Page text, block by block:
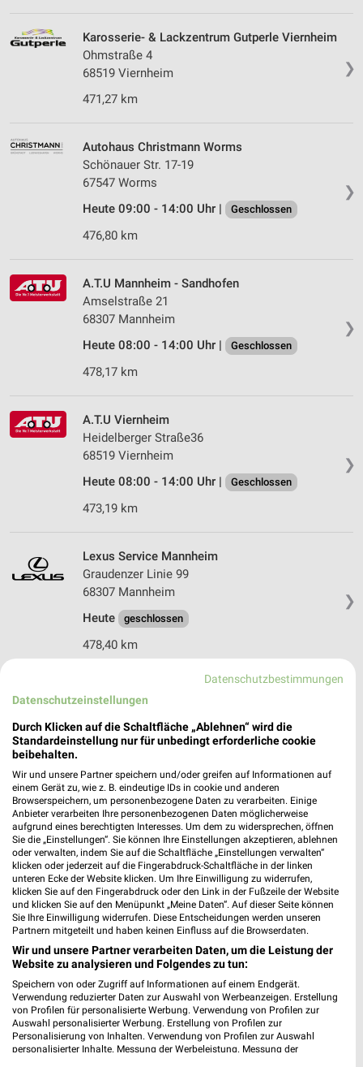
❯
Karosserie- & Lackzentrum Gutperle Viernheim
Ohmstraße 4
68519 Viernheim
471,27 km
❯
Autohaus Christmann Worms
Schönauer Str. 17-19
67547 Worms
Heute 09:00 - 14:00 Uhr |
Geschlossen
476,80 km
❯
A.T.U Mannheim - Sandhofen
Amselstraße 21
68307 Mannheim
Heute 08:00 - 14:00 Uhr |
Geschlossen
478,17 km
❯
A.T.U Viernheim
Heidelberger Straße36
68519 Viernheim
Heute 08:00 - 14:00 Uhr |
Geschlossen
473,19 km
❯
Lexus Service Mannheim
Graudenzer Linie 99
68307 Mannheim
Heute
geschlossen
478,40 km
AHZ Automobil Handels Zentrum Mannheim
Graudenzer Linie 99
68307 Mannheim
A.T.U Darmstadt - Eberstadt
Pfungstädter Straße 189
64297 Darmstadt
Heute 08:00 - 14:00 Uhr | Geschlossen
448,87 km
pitstop Bobenheim
Südring 2
67240 Bobenheim
Heute 08:00 - 13:00 Uhr | Geschlossen
480,71 km
Datenschutzbestimmungen
Datenschutzeinstellungen
Durch Klicken auf die Schaltfläche „Ablehnen“ wird die
Standardeinstellung nur für unbedingt erforderliche cookie
beibehalten.
Wir und unsere Partner speichern und/oder greifen auf Informationen auf
einem Gerät zu, wie z. B. eindeutige IDs in cookie und anderen
Browserspeichern, um personenbezogene Daten zu verarbeiten. Einige
Anbieter verarbeiten Ihre personenbezogenen Daten möglicherweise
aufgrund eines berechtigten Interesses. Um dem zu widersprechen, öffnen
Sie die „Einstellungen“. Sie können Ihre Einstellungen akzeptieren, ablehnen
oder verwalten, indem Sie auf die Schaltfläche „Einstellungen verwalten“
klicken oder jederzeit auf die Fingerabdruck-Schaltfläche in der linken
unteren Ecke der Website klicken. Um Ihre Einwilligung zu widerrufen,
klicken Sie auf den Fingerabdruck oder den Link in der Fußzeile der Website
und klicken Sie auf den Menüpunkt „Meine Daten“. Auf dieser Seite können
Sie Ihre Einwilligung widerrufen. Diese Entscheidungen werden unseren
Partnern mitgeteilt und haben keinen Einfluss auf die Browserdaten.
Wir und unsere Partner verarbeiten Daten, um die Leistung der
Website zu analysieren und Folgendes zu tun:
Speichern von oder Zugriff auf Informationen auf einem Endgerät.
Verwendung reduzierter Daten zur Auswahl von Werbeanzeigen. Erstellung
von Profilen für personalisierte Werbung. Verwendung von Profilen zur
Auswahl personalisierter Werbung. Erstellung von Profilen zur
Personalisierung von Inhalten. Verwendung von Profilen zur Auswahl
personalisierter Inhalte. Messung der Werbeleistung. Messung der